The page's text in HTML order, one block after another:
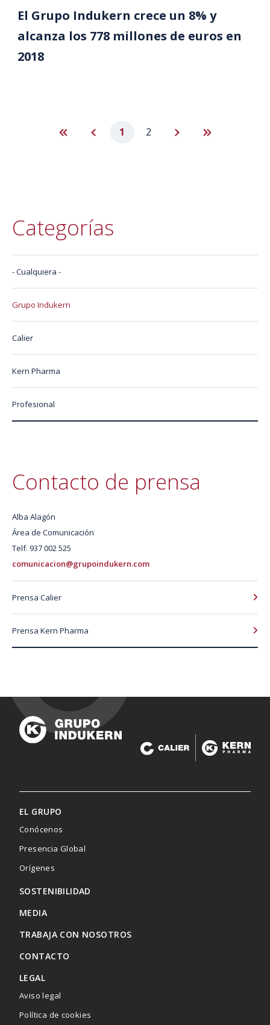
El Grupo Indukern crece un 8% y
alcanza los 778 millones de euros en
2018
PaginaciónPrimera
página
Página
anterior
Página
1 Página
2 Siguiente
página
Última
página
Categorías
- Cualquiera -
Grupo Indukern
Calier
Kern Pharma
Profesional
Contacto de prensa
Alba Alagón
Área de Comunicación
Telf. 937 002 525
comunicacion@grupoindukern.com
Prensa Calier
Prensa Kern Pharma
Menú
footer
EL GRUPO
Conócenos
Presencia Global
Orígenes
SOSTENIBILIDAD
MEDIA
TRABAJA CON NOSOTROS
CONTACTO
LEGAL
Aviso legal
Política de cookies